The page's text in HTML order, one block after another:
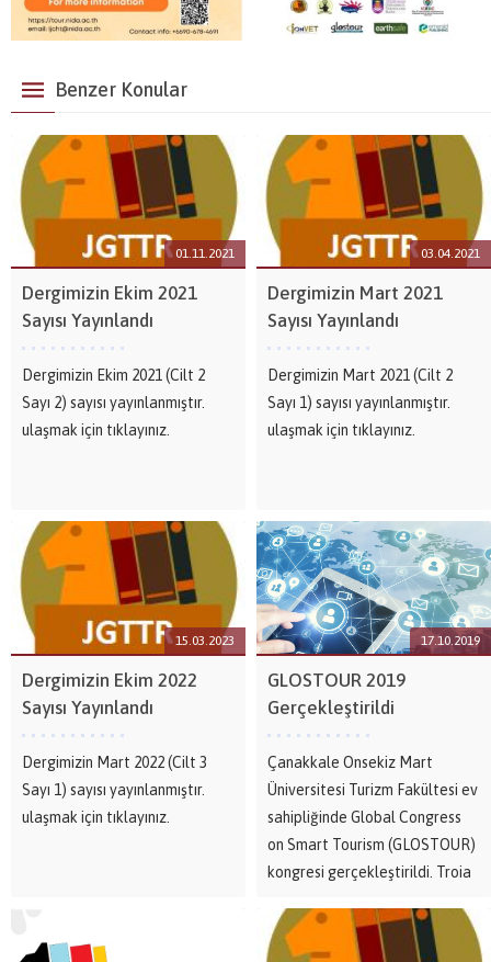
Benzer Konular
01.11.2021
Dergimizin Ekim 2021
Sayısı Yayınlandı
Dergimizin Ekim 2021 (Cilt 2
Sayı 2) sayısı yayınlanmıştır.
ulaşmak için tıklayınız.
03.04.2021
Dergimizin Mart 2021
Sayısı Yayınlandı
Dergimizin Mart 2021 (Cilt 2
Sayı 1) sayısı yayınlanmıştır.
ulaşmak için tıklayınız.
15.03.2023
Dergimizin Ekim 2022
Sayısı Yayınlandı
Dergimizin Mart 2022 (Cilt 3
Sayı 1) sayısı yayınlanmıştır.
ulaşmak için tıklayınız.
17.10.2019
GLOSTOUR 2019
Gerçekleştirildi
Çanakkale Onsekiz Mart
Üniversitesi Turizm Fakültesi ev
sahipliğinde Global Congress
on Smart Tourism (GLOSTOUR)
kongresi gerçekleştirildi. Troia
gerçekleşen kongrenin açılışına
Rektör Yardımcısı Prof. Dr. Suat